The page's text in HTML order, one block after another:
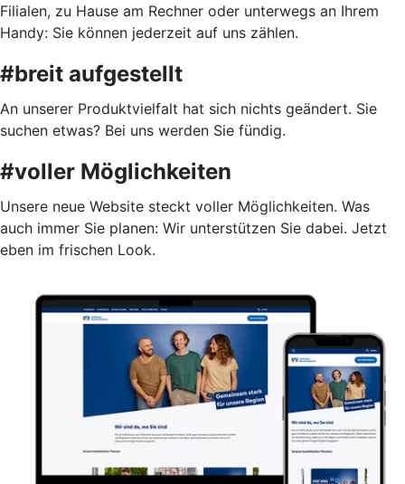
Filialen, zu Hause am Rechner oder unterwegs an Ihrem
Handy: Sie können jederzeit auf uns zählen.
#breit aufgestellt
An unserer Produktvielfalt hat sich nichts geändert. Sie
suchen etwas? Bei uns werden Sie fündig.
#voller Möglichkeiten
Unsere neue Website steckt voller Möglichkeiten. Was
auch immer Sie planen: Wir unterstützen Sie dabei. Jetzt
eben im frischen Look.